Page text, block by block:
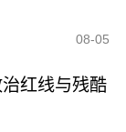
08-05
红线与残酷